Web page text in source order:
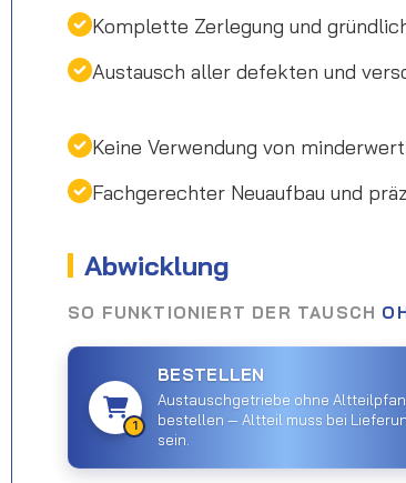
Komplette Zerlegung und
Austausch aller defekten und
Keine Verwendung von
Fachgerechter Neuaufbau und
Abwicklung
SO FUNKTIONIERT DER TAUSCH
1
BESTELLEN
Austauschgetriebe ohne
bestellen — Altteil muss bei
sein.